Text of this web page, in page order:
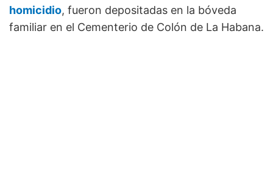
homicidio, fueron depositadas en la bóveda
familiar en el Cementerio de Colón de La Habana.